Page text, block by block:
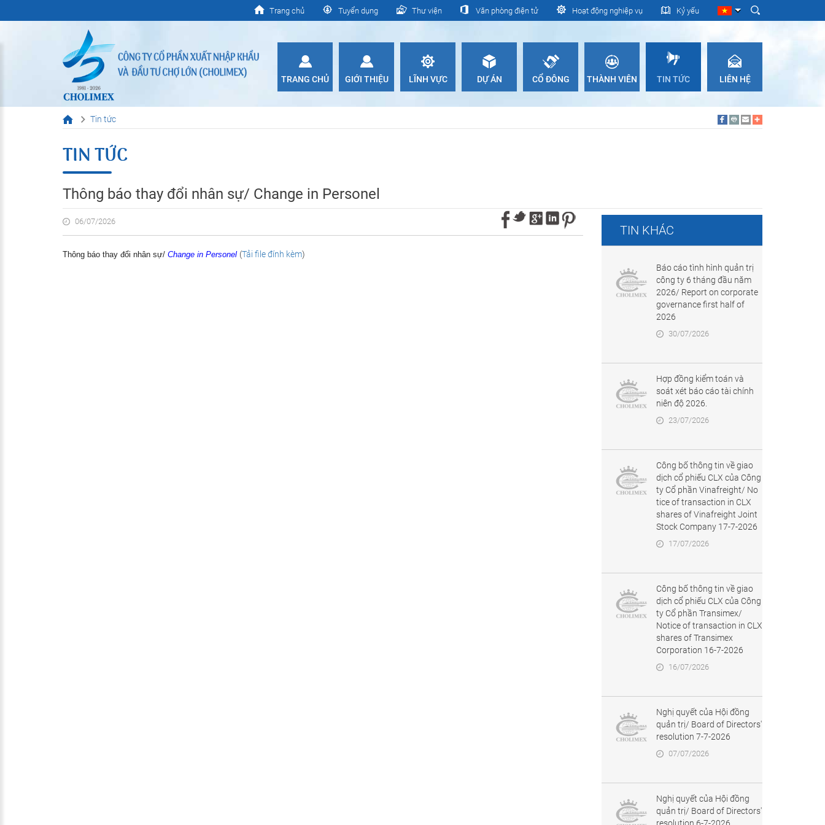
Trang chủ Tuyển dụng Thư viện Văn phòng điện tử Hoạt động nghiệp vụ Kỷ yếu
TRANG CHỦ GIỚI THIỆU LĨNH VỰC DỰ ÁN CỔ ĐÔNG THÀNH VIÊN TIN TỨC LIÊN HỆ
Tin tức
TIN TỨC
Thông báo thay đổi nhân sự/ Change in Personel
06/07/2026
Thông báo thay đổi nhân sự/ Change in Personel (Tải file đính kèm)
TIN KHÁC
Báo cáo tình hình quản trị
công ty 6 tháng đầu năm
2026/ Report on corporate
governance first half of
2026
30/07/2026
Hợp đồng kiểm toán và
soát xét báo cáo tài chính
niên độ 2026.
23/07/2026
Công bố thông tin về giao
dịch cổ phiếu CLX của Công
ty Cổ phần Vinafreight/ No
tice of transaction in CLX
shares of Vinafreight Joint
Stock Company 17-7-2026
17/07/2026
Công bố thông tin về giao
dịch cổ phiếu CLX của Công
ty Cổ phần Transimex/
Notice of transaction in CLX
shares of Transimex
Corporation 16-7-2026
16/07/2026
Nghị quyết của Hội đồng
quản trị/ Board of Directors'
resolution 7-7-2026
07/07/2026
Nghị quyết của Hội đồng
quản trị/ Board of Directors'